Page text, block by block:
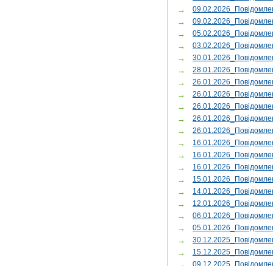
→
→
→
→
→
→
→
→
→
→
→
→
→
→
→
→
→
→
→
→
→